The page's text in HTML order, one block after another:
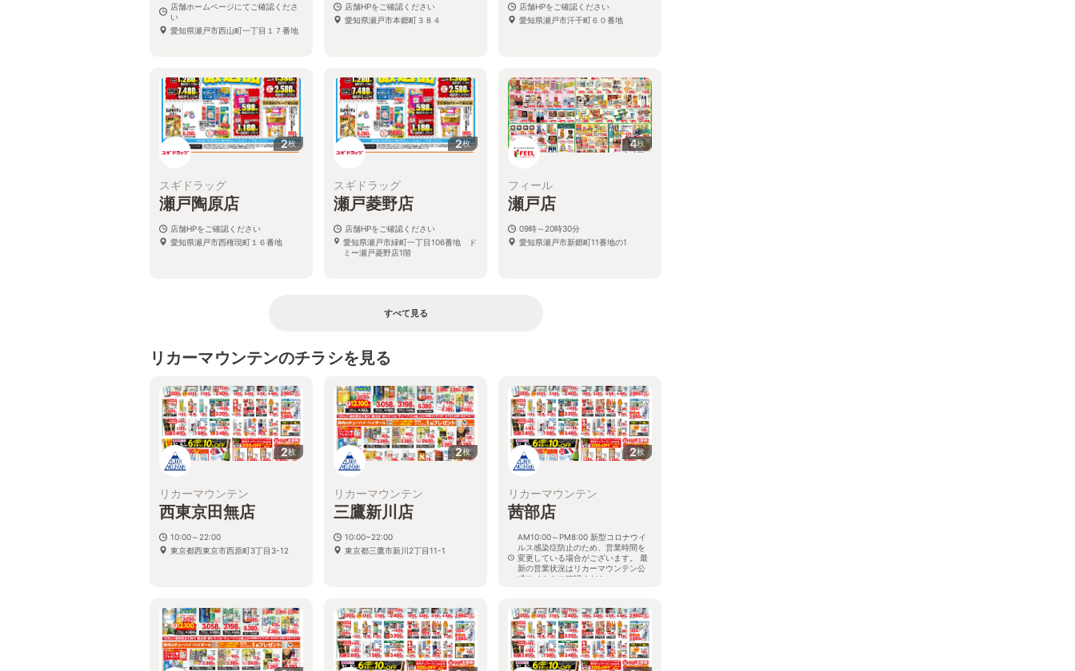
店舗ホームページにてご確認くださ
い
愛知県瀬戸市西山町一丁目１７番地
店舗HPをご確認ください
愛知県瀬戸市本郷町３８４
店舗HPをご確認ください
愛知県瀬戸市汗干町６０番地
2枚
スギドラッグ
瀬戸陶原店
店舗HPをご確認ください
愛知県瀬戸市西権現町１６番地
2枚
スギドラッグ
瀬戸菱野店
店舗HPをご確認ください
愛知県瀬戸市緑町一丁目106番地 ド
ミー瀬戸菱野店1階
4枚
フィール
瀬戸店
09時～20時30分
愛知県瀬戸市新郷町11番地の1
すべて見る
リカーマウンテンのチラシを見る
2枚
リカーマウンテン
西東京田無店
10:00～22:00
東京都西東京市西原町3丁目3-12
2枚
リカーマウンテン
三鷹新川店
10:00~22:00
東京都三鷹市新川2丁目11-1
2枚
リカーマウンテン
茜部店
AM10:00～PM8:00 新型コロナウイ
ルス感染症防止のため、営業時間を
変更している場合がございます。 最
新の営業状況はリカーマウンテン公
式サイトをご確認ください。